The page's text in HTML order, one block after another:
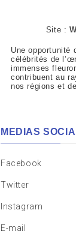
Site :
Une opportunité
célébrités de
immenses
contribuent au
nos régions et
MEDIAS
Facebook
Twitter
Instagram
E-mail